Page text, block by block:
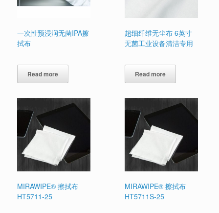
一次性预浸润无菌IPA擦
拭布
Read more
超细纤维无尘布 6英寸
无菌工业设备清洁专用
Read more
MIRAWIPE® 擦拭布
HT5711-25
MIRAWIPE® 擦拭布
HT5711S-25